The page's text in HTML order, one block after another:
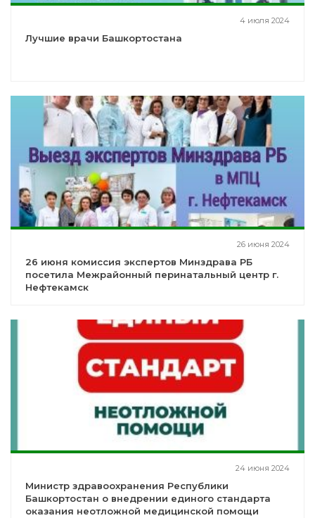
4 июля 2024
Лучшие врачи Башкортостана
26 июня 2024
26 июня комиссия экспертов Минздрава РБ
посетила Межрайонный перинатальный центр г.
Нефтекамск
24 июня 2024
Министр здравоохранения Республики
Башкортостан о внедрении единого стандарта
оказания неотложной медицинской помощи